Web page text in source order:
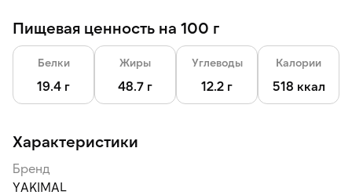
Пищевая ценность на 100 г
Белки
19.4 г
Жиры
48.7 г
Углеводы
12.2 г
Калории
518 ккал
Характеристики
Бренд
YAKIMAL